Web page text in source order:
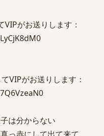
がお送りします：
VIPがお送りします：
は分からない